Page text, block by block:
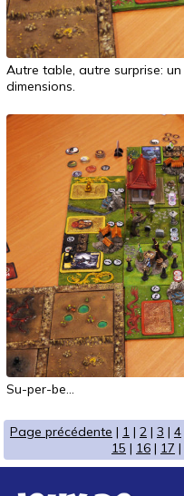
Autre table, autre surprise: un
dimensions.
Su-per-be...
Page précédente | 1 | 2 | 3 | 4
15 | 16 | 17 |